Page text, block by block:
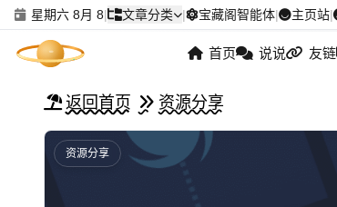
星期六 8月 8| 文章分类 | 宝藏阁智能体| 主页站|
首页 说说 友链
返回首页 资源分享
资源分享